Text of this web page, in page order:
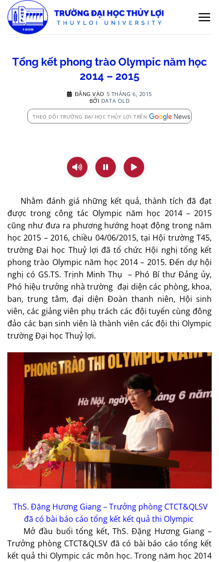
qua
nội
Tổng kết phong trào Olympic năm học
2014 – 2015
ĐĂNG VÀO 5 THÁNG 6, 2015
BỞI DATA OLD
THEO DÕI TRƯỜNG ĐẠI HỌC THỦY LỢI TRÊN
Nhằm đánh giá những kết quả, thành tích đã đạt
được trong công tác Olympic năm học 2014 – 2015
cũng như đưa ra phương hướng hoạt động trong năm
học 2015 – 2016, chiều 04/06/2015, tại Hội trường T45,
trường Đại học Thuỷ lợi đã tổ chức Hội nghị tổng kết
phong trào Olympic năm học 2014 – 2015. Đến dự hội
nghị có GS.TS. Trịnh Minh Thụ – Phó Bí thư Đảng ủy,
Phó hiệu trưởng nhà trường đại diện các phòng, khoa,
ban, trung tâm, đại diện Đoàn thanh niên, Hội sinh
viên, các giảng viên phụ trách các đội tuyển cùng đông
đảo các bạn sinh viên là thành viên các đội thi Olympic
trường Đại học Thuỷ lợi.
ThS. Đặng Hương Giang – Trưởng phòng CTCT&QLSV
đã có bài báo cáo tổng kết kết quả thi Olympic
Mở đầu buổi tổng kết, ThS. Đặng Hương Giang –
Trưởng phòng CTCT&QLSV đã có bài báo cáo tổng kết
kết quả thi Olympic các môn học. Trong năm học 2014